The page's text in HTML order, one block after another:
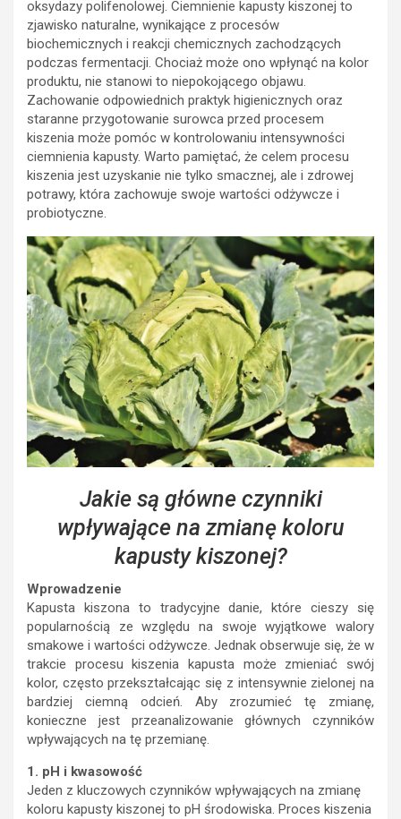
oksydazy polifenolowej. Ciemnienie kapusty kiszonej to
zjawisko naturalne, wynikające z procesów
biochemicznych i reakcji chemicznych zachodzących
podczas fermentacji. Chociaż może ono wpłynąć na kolor
produktu, nie stanowi to niepokojącego objawu.
Zachowanie odpowiednich praktyk higienicznych oraz
staranne przygotowanie surowca przed procesem
kiszenia może pomóc w kontrolowaniu intensywności
ciemnienia kapusty. Warto pamiętać, że celem procesu
kiszenia jest uzyskanie nie tylko smacznej, ale i zdrowej
potrawy, która zachowuje swoje wartości odżywcze i
probiotyczne.
Jakie są główne czynniki
wpływające na zmianę koloru
kapusty kiszonej?
Wprowadzenie
Kapusta kiszona to tradycyjne danie, które cieszy się
popularnością ze względu na swoje wyjątkowe walory
smakowe i wartości odżywcze. Jednak obserwuje się, że w
trakcie procesu kiszenia kapusta może zmieniać swój
kolor, często przekształcając się z intensywnie zielonej na
bardziej ciemną odcień. Aby zrozumieć tę zmianę,
konieczne jest przeanalizowanie głównych czynników
wpływających na tę przemianę.
1. pH i kwasowość
Jeden z kluczowych czynników wpływających na zmianę
koloru kapusty kiszonej to pH środowiska. Proces kiszenia